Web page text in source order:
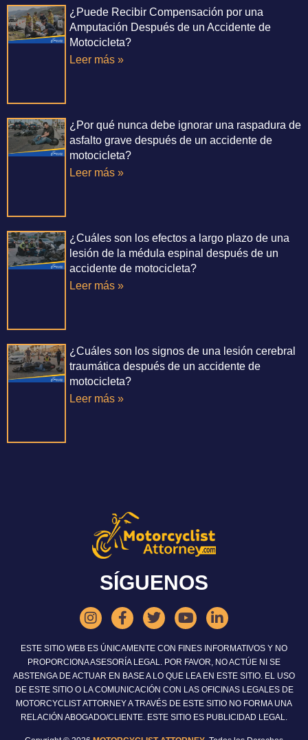
¿Puede Recibir Compensación por una
Amputación Después de un Accidente de
Motocicleta?
Leer más »
¿Por qué nunca debe ignorar una raspadura de
asfalto grave después de un accidente de
motocicleta?
Leer más »
¿Cuáles son los efectos a largo plazo de una
lesión de la médula espinal después de un
accidente de motocicleta?
Leer más »
¿Cuáles son los signos de una lesión cerebral
traumática después de un accidente de
motocicleta?
Leer más »
SÍGUENOS
ESTE SITIO WEB ES ÚNICAMENTE CON FINES INFORMATIVOS Y NO
PROPORCIONA ASESORÍA LEGAL. POR FAVOR, NO ACTÚE NI SE
ABSTENGA DE ACTUAR EN BASE A LO QUE LEA EN ESTE SITIO. EL USO
DE ESTE SITIO O LA COMUNICACIÓN CON LAS OFICINAS LEGALES DE
MOTORCYCLIST ATTORNEY A TRAVÉS DE ESTE SITIO NO FORMA UNA
RELACIÓN ABOGADO/CLIENTE. ESTE SITIO ES PUBLICIDAD LEGAL.